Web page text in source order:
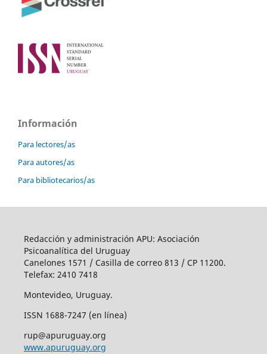
Información
Para lectores/as
Para autores/as
Para bibliotecarios/as
Redacción y administración APU: Asociación
Psicoanalítica del Uruguay
Canelones 1571 / Casilla de correo 813 / CP 11200.
Telefax: 2410 7418
Montevideo, Uruguay.
ISSN 1688-7247 (en línea)
rup@apuruguay.org
www.apuruguay.org